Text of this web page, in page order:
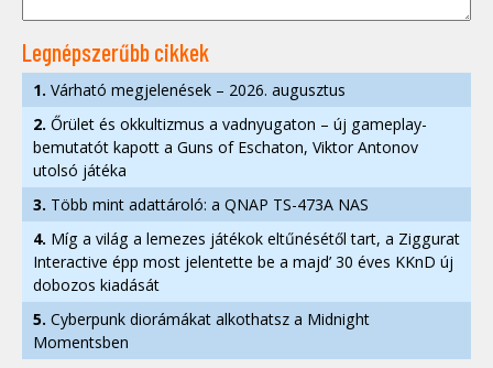
Legnépszerűbb cikkek
1. Várható megjelenések – 2026. augusztus
2. Őrület és okkultizmus a vadnyugaton – új gameplay-
bemutatót kapott a Guns of Eschaton, Viktor Antonov
utolsó játéka
3. Több mint adattároló: a QNAP TS-473A NAS
4. Míg a világ a lemezes játékok eltűnésétől tart, a Ziggurat
Interactive épp most jelentette be a majd’ 30 éves KKnD új
dobozos kiadását
5. Cyberpunk diorámákat alkothatsz a Midnight
Momentsben